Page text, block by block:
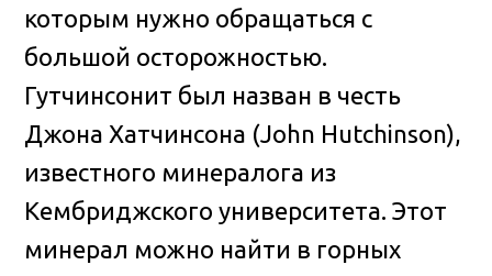
которым нужно обращаться с
большой осторожностью.
Гутчинсонит был назван в честь
Джона Хатчинсона (John Hutchinson),
известного минералога из
Кембриджского университета. Этот
минерал можно найти в горных